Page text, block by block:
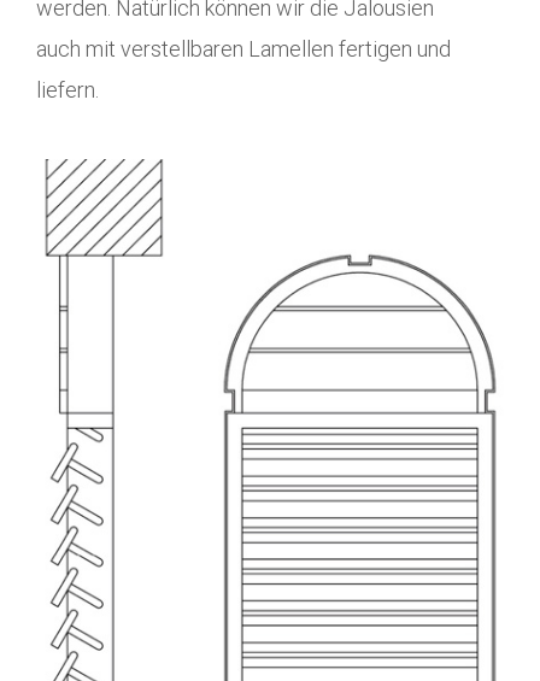
werden. Natürlich können wir die Jalousien
auch mit verstellbaren Lamellen fertigen und
liefern.